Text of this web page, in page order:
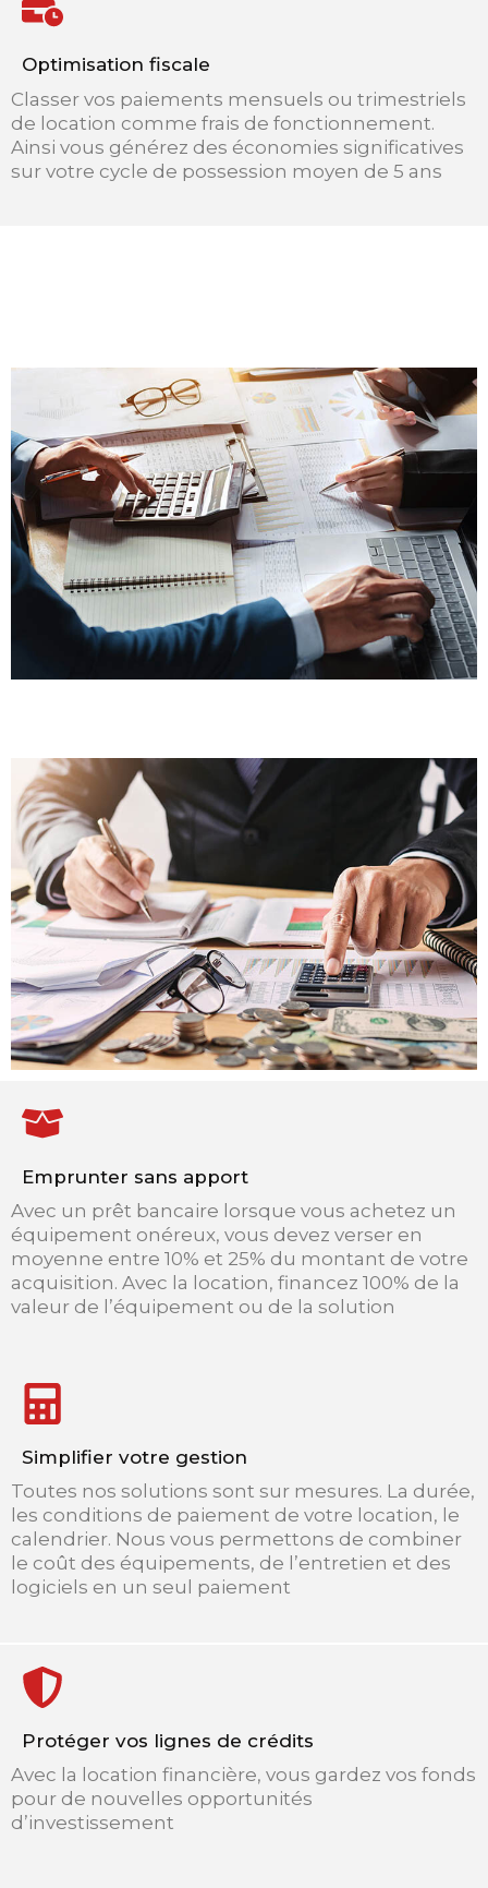
Optimisation fiscale
Classer vos paiements mensuels ou trimestriels
de location comme frais de fonctionnement.
Ainsi vous générez des économies significatives
sur votre cycle de possession moyen de 5 ans
Emprunter sans apport
Avec un prêt bancaire lorsque vous achetez un
équipement onéreux, vous devez verser en
moyenne entre 10% et 25% du montant de votre
acquisition. Avec la location, financez 100% de la
valeur de l’équipement ou de la solution
Simplifier votre gestion
Toutes nos solutions sont sur mesures. La durée,
les conditions de paiement de votre location, le
calendrier. Nous vous permettons de combiner
le coût des équipements, de l’entretien et des
logiciels en un seul paiement
Protéger vos lignes de crédits
Avec la location financière, vous gardez vos fonds
pour de nouvelles opportunités
d’investissement